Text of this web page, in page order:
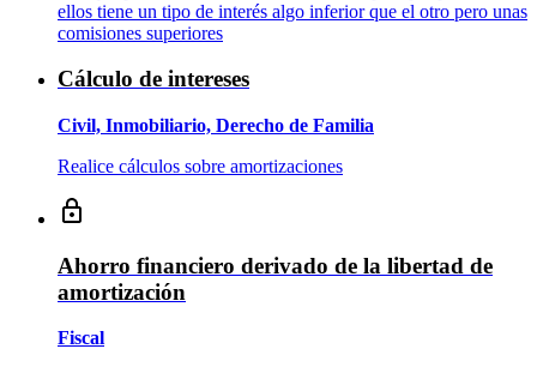
ellos tiene un tipo de interés algo inferior que el otro pero unas
comisiones superiores
Cálculo de intereses
Civil, Inmobiliario, Derecho de Familia
Realice cálculos sobre amortizaciones
Ahorro financiero derivado de la libertad de
amortización
Fiscal